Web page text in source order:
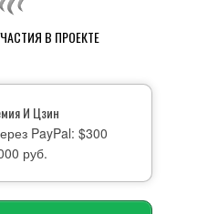
В ПРОЕКТЕ
И Цзин
PayPal: $300
руб.